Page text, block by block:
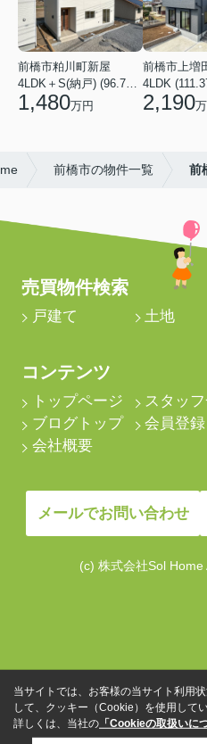
前橋市粕川町新屋
4LDK＋S(納戸) (96.78㎡)
1,480万円
前橋市上増
4LDK
2,190
前橋市の物件一覧 前
売買物件検索
戸建て 土地
コンテンツ
トップページ スタッ
ブログトップ
会員登録
会社概要
メールでお問い合わせ
(c) 株式会社Sol
当サイトでは、お客様の当サイト利用
して、クッキー（Cookie）を使用してい
詳しくは、当社の 「Cookieの取扱いに